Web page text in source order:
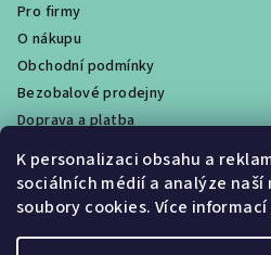
K personalizaci obsahu a
sociálních médií a analýze
soubory cookies. Více informací
Pro firmy
O nákupu
Obchodní podmínky
Bezobalové prodejny
Doprava a platba
Ochrana osobních údajů / GDPR
Věrnostní program
Obchody